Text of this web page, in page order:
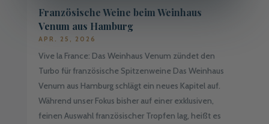
Französische Weine beim Weinhaus
Venum aus Hamburg
APR. 25, 2026
Vive la France: Das Weinhaus Venum zündet den
Turbo für französische Spitzenweine Das Weinhaus
Venum aus Hamburg schlägt ein neues Kapitel auf.
Während unser Fokus bisher auf einer exklusiven,
feinen Auswahl französischer Tropfen lag, heißt es